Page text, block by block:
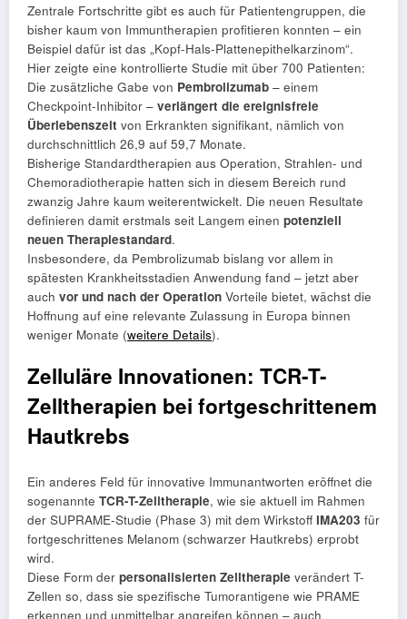
Zentrale Fortschritte gibt es auch für Patientengruppen, die
bisher kaum von Immuntherapien profitieren konnten – ein
Beispiel dafür ist das „Kopf-Hals-Plattenepithelkarzinom“.
Hier zeigte eine kontrollierte Studie mit über 700 Patienten:
Die zusätzliche Gabe von Pembrolizumab – einem
Checkpoint-Inhibitor – verlängert die ereignisfreie
Überlebenszeit von Erkrankten signifikant, nämlich von
durchschnittlich 26,9 auf 59,7 Monate.
Bisherige Standardtherapien aus Operation, Strahlen- und
Chemoradiotherapie hatten sich in diesem Bereich rund
zwanzig Jahre kaum weiterentwickelt. Die neuen Resultate
definieren damit erstmals seit Langem einen potenziell
neuen Therapiestandard.
Insbesondere, da Pembrolizumab bislang vor allem in
spätesten Krankheitsstadien Anwendung fand – jetzt aber
auch vor und nach der Operation Vorteile bietet, wächst die
Hoffnung auf eine relevante Zulassung in Europa binnen
weniger Monate (weitere Details).
Zelluläre Innovationen: TCR-T-
Zelltherapien bei fortgeschrittenem
Hautkrebs
Ein anderes Feld für innovative Immunantworten eröffnet die
sogenannte TCR-T-Zelltherapie, wie sie aktuell im Rahmen
der SUPRAME-Studie (Phase 3) mit dem Wirkstoff IMA203 für
fortgeschrittenes Melanom (schwarzer Hautkrebs) erprobt
wird.
Diese Form der personalisierten Zelltherapie verändert T-
Zellen so, dass sie spezifische Tumorantigene wie PRAME
erkennen und unmittelbar angreifen können – auch